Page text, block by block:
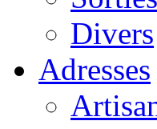
Divers
Adresses